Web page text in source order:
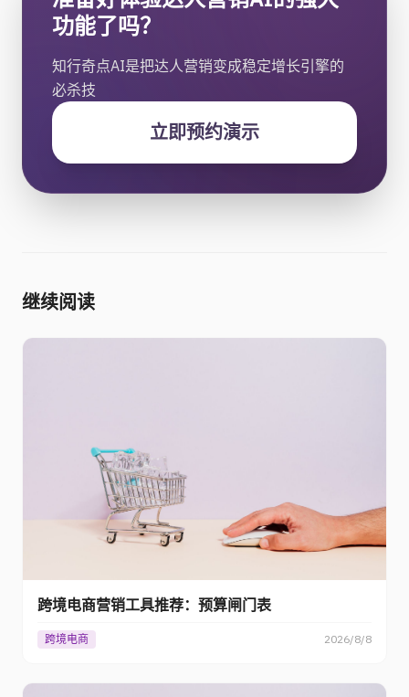
功能了吗？
知行奇点AI是把达人营销变成稳定增长引擎的
必杀技
立即预约演示
继续阅读
跨境电商营销工具推荐：预算闸门表
跨境电商 2026/8/8